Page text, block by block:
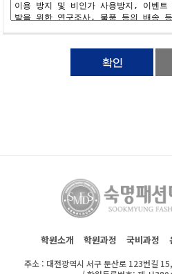
학원소개 학원과정 국비과정
주소 : 대전광역시 서구 둔산로 123번길